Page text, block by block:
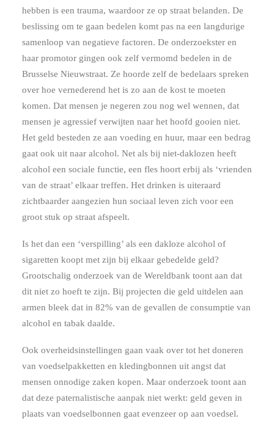
hebben is een trauma, waardoor ze op straat belanden. De
beslissing om te gaan bedelen komt pas na een langdurige
samenloop van negatieve factoren. De onderzoekster en
haar promotor gingen ook zelf vermomd bedelen in de
Brusselse Nieuwstraat. Ze hoorde zelf de bedelaars spreken
over hoe vernederend het is zo aan de kost te moeten
komen. Dat mensen je negeren zou nog wel wennen, dat
mensen je agressief verwijten naar het hoofd gooien niet.
Het geld besteden ze aan voeding en huur, maar een bedrag
gaat ook uit naar alcohol. Net als bij niet-daklozen heeft
alcohol een sociale functie, een fles hoort erbij als ‘vrienden
van de straat’ elkaar treffen. Het drinken is uiteraard
zichtbaarder aangezien hun sociaal leven zich voor een
groot stuk op straat afspeelt.
Is het dan een ‘verspilling’ als een dakloze alcohol of
sigaretten koopt met zijn bij elkaar gebedelde geld?
Grootschalig onderzoek van de Wereldbank toont aan dat
dit niet zo hoeft te zijn. Bij projecten die geld uitdelen aan
armen bleek dat in 82% van de gevallen de consumptie van
alcohol en tabak daalde.
Ook overheidsinstellingen gaan vaak over tot het doneren
van voedselpakketten en kledingbonnen uit angst dat
mensen onnodige zaken kopen. Maar onderzoek toont aan
dat deze paternalistische aanpak niet werkt: geld geven in
plaats van voedselbonnen gaat evenzeer op aan voedsel.